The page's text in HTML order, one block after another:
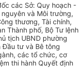
các Sở: Quy hoạch -
và Môi trường,
thương, Tài chính,
Thành phố, Bộ Tư lệnh
tịch UBND phường
Đầu tư và Bê tông
các tổ chức, cơ
thi hành Quyết định